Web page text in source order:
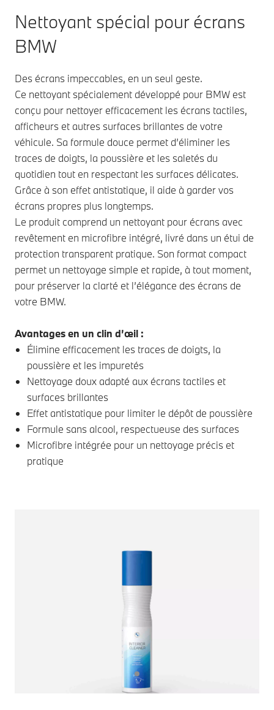
Nettoyant spécial pour écrans
BMW
Des écrans impeccables, en un seul geste.
Ce nettoyant spécialement développé pour BMW est
conçu pour nettoyer efficacement les écrans tactiles,
afficheurs et autres surfaces brillantes de votre
véhicule. Sa formule douce permet d’éliminer les
traces de doigts, la poussière et les saletés du
quotidien tout en respectant les surfaces délicates.
Grâce à son effet antistatique, il aide à garder vos
écrans propres plus longtemps.
Le produit comprend un nettoyant pour écrans avec
revêtement en microfibre intégré, livré dans un étui de
protection transparent pratique. Son format compact
permet un nettoyage simple et rapide, à tout moment,
pour préserver la clarté et l’élégance des écrans de
votre BMW.
Avantages en un clin d’œil :
Élimine efficacement les traces de doigts, la
poussière et les impuretés
Nettoyage doux adapté aux écrans tactiles et
surfaces brillantes
Effet antistatique pour limiter le dépôt de poussière
Formule sans alcool, respectueuse des surfaces
Microfibre intégrée pour un nettoyage précis et
pratique